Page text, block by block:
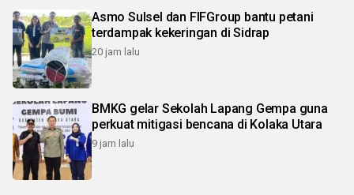
Asmo Sulsel dan FIFGroup bantu petani
terdampak kekeringan di Sidrap
20 jam lalu
BMKG gelar Sekolah Lapang Gempa guna
perkuat mitigasi bencana di Kolaka Utara
9 jam lalu